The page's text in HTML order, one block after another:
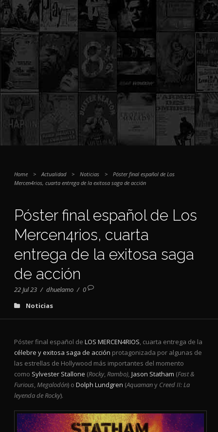
Home > Actualidad > Noticias >
Póster final español de Los
Mercen4rios, cuarta entrega de la exitosa saga de acción
Póster final español de Los
Mercen4rios, cuarta
entrega de la exitosa saga
de acción
22 Jul 23 / dhuelamo / 0
Noticias
Póster final español de LOS MERCEN4RIOS, cuarta entrega de la
célebre y exitosa saga de acción protagonizada por algunas de
las estrellas de Hollywood más importantes del momento
como Sylvester Stallone (Rocky,Rambo), Jason Statham (Fast &
Furious,Megalodón) o Dolph Lundgren (Aquamany Creed II: La
leyenda de Rocky).